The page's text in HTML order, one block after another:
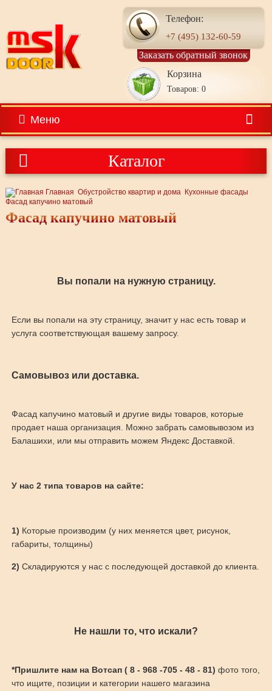
Телефон:
+7 (495) 132-60-59
Заказать обратный звонок
Корзина
Товаров: 0
Меню
Каталог
Главная Обустройство квартир и дома Кухонные фасады
Фасад капучино матовый
Фасад капучино матовый
Вы попали на нужную страницу.
Если вы попали на эту страницу, значит у нас есть товар и
услуга соответствующая вашему запросу.
Самовывоз или доставка.
Фасад капучино матовый и другие виды товаров, которые
продает наша организация. Можно забрать самовывозом из
Балашихи, или мы отправить можем Яндекс Доставкой.
У нас 2 типа товаров на сайте:
1) Которые производим (у них меняется цвет, рисунок,
габариты, толщины)
2) Складируются у нас с последующей доставкой до клиента.
Не нашли то, что искали?
*Пришлите нам на Вотсап ( 8 - 968 -705 - 48 - 81) фото того,
что ищите, позиции и категории нашего магазина